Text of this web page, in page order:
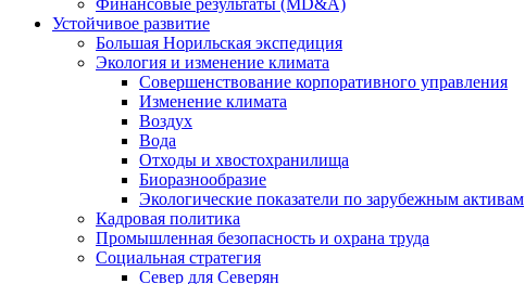
Финансовые результаты (MD&A)
Устойчивое развитие
Большая Норильская экспедиция
Экология и изменение климата
Совершенствование корпоративного управления
Изменение климата
Воздух
Вода
Отходы и хвостохранилища
Биоразнообразие
Экологические показатели по зарубежным активам
Кадровая политика
Промышленная безопасность и охрана труда
Социальная стратегия
Север для Северян